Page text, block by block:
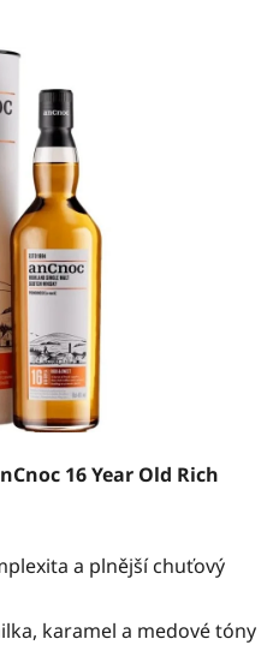
16 Year Old Rich
a plnější chuťový
karamel a medové tóny